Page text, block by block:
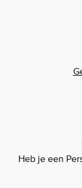
Heb je een